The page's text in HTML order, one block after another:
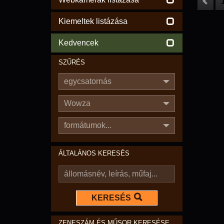
Kiemeltek listázása
Kedvencek
SZŰRÉS
egycsatornás
Wowza
formátumok...
ÁLTALÁNOS KERESÉS
KERESÉS